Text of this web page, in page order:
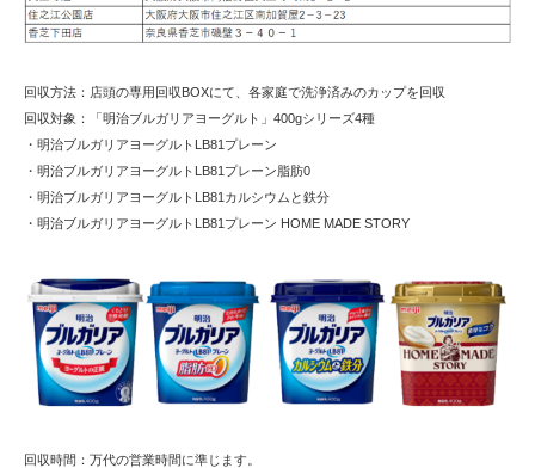
回収方法：店頭の専用回収BOXにて、各家庭で洗浄済みのカップを回収
回収対象：「明治ブルガリアヨーグルト」400gシリーズ4種
・明治ブルガリアヨーグルトLB81プレーン
・明治ブルガリアヨーグルトLB81プレーン脂肪0
・明治ブルガリアヨーグルトLB81カルシウムと鉄分
・明治ブルガリアヨーグルトLB81プレーン HOME MADE STORY
回収時間：万代の営業時間に準じます。